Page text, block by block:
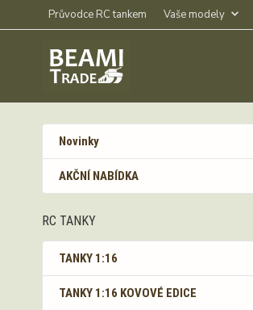
Průvodce RC tankem Vaše modely
Novinky
AKČNÍ NABÍDKA
RC TANKY
TANKY 1:16
TANKY 1:16 KOVOVÉ EDICE